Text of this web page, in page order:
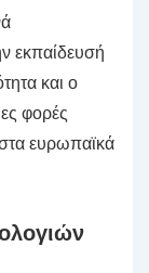
εκπαίδευσή
και ο
φορές
στα ευρωπαϊκά